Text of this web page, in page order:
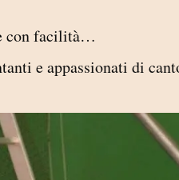
con facilità…
e appassionati di